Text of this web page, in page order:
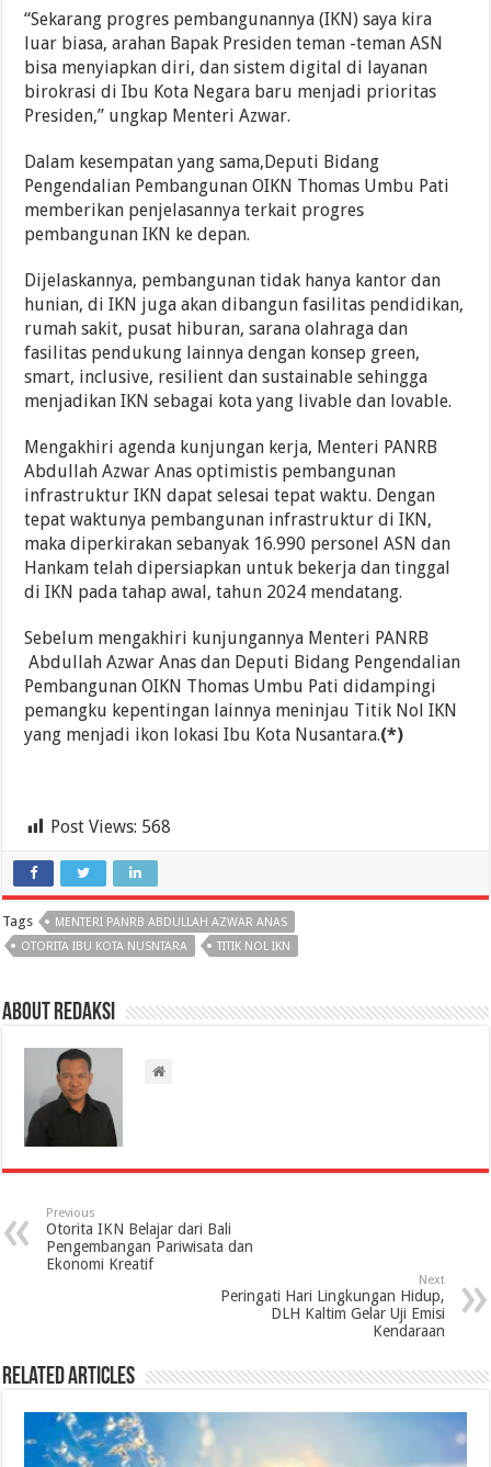
“Sekarang progres pembangunannya (IKN) saya kira
luar biasa, arahan Bapak Presiden teman -teman ASN
bisa menyiapkan diri, dan sistem digital di layanan
birokrasi di Ibu Kota Negara baru menjadi prioritas
Presiden,” ungkap Menteri Azwar.
Dalam kesempatan yang sama,Deputi Bidang
Pengendalian Pembangunan OIKN Thomas Umbu Pati
memberikan penjelasannya terkait progres
pembangunan IKN ke depan.
Dijelaskannya, pembangunan tidak hanya kantor dan
hunian, di IKN juga akan dibangun fasilitas pendidikan,
rumah sakit, pusat hiburan, sarana olahraga dan
fasilitas pendukung lainnya dengan konsep green,
smart, inclusive, resilient dan sustainable sehingga
menjadikan IKN sebagai kota yang livable dan lovable.
Mengakhiri agenda kunjungan kerja, Menteri PANRB
Abdullah Azwar Anas optimistis pembangunan
infrastruktur IKN dapat selesai tepat waktu. Dengan
tepat waktunya pembangunan infrastruktur di IKN,
maka diperkirakan sebanyak 16.990 personel ASN dan
Hankam telah dipersiapkan untuk bekerja dan tinggal
di IKN pada tahap awal, tahun 2024 mendatang.
Sebelum mengakhiri kunjungannya Menteri PANRB
Abdullah Azwar Anas dan Deputi Bidang Pengendalian
Pembangunan OIKN Thomas Umbu Pati didampingi
pemangku kepentingan lainnya meninjau Titik Nol IKN
yang menjadi ikon lokasi Ibu Kota Nusantara.(*)
Post Views: 568
Tags
MENTERI PANRB ABDULLAH AZWAR ANAS
OTORITA IBU KOTA NUSNTARA
TITIK NOL IKN
About Redaksi
Previous
Otorita IKN Belajar dari Bali
Pengembangan Pariwisata dan
Ekonomi Kreatif
Next
Peringati Hari Lingkungan Hidup,
DLH Kaltim Gelar Uji Emisi
Kendaraan
Related Articles